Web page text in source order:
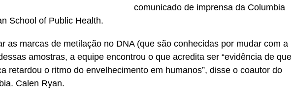
comunicado de imprensa da Columbia
School of Public Health.
as marcas de metilação no DNA (que são conhecidas por mudar com a
amostras, a equipe encontrou o que acredita ser “evidência de que
retardou o ritmo do envelhecimento em humanos”, disse o coautor do
Calen Ryan.